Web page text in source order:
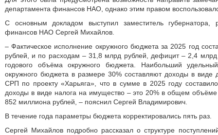
департамента финансов НАО, однако этим правом
С основным докладом выступил заместитель губернатора,
финансов НАО Сергей Михайлов.
– Фактическое исполнение окружного бюджета за 2025 год
рублей, и по расходам – 31,8 млрд рублей, дефицит – 2,4
годового объёма окружного бюджета. Наибольший
окружного бюджета в размере 30% составляют доходы в виде
СРП по проекту «Харьяга», что в сумме в 2025 году
доходы в виде налога на имущество – это 20% в общем
852 миллиона рублей, – пояснил Сергей Владимирович.
В течение года параметры бюджета корректировались пять раз.
Сергей Михайлов по­дробно рассказал о структуре